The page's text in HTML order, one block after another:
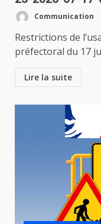
Communication
Restrictions de
préfectoral du 17
Lire la suite